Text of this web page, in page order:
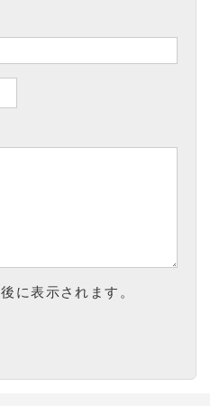
に表示されます。